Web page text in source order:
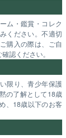
ム・鑑賞・コレク
ください。不適切
購入の際は、ご自
認ください。
限り、青少年保護
の了解として18歳
、18歳以下のお客